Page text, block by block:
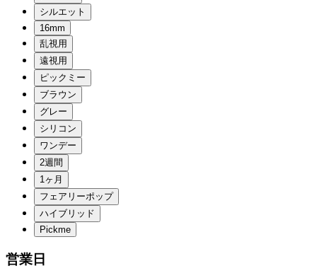
営業日